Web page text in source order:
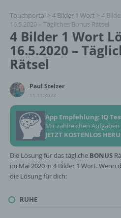
Touchportal > 4 Bilder 1 Wort > 4
16.5.2020 – Tägliches Bonus Rätsel
4 Bilder 1 Wort
16.5.2020 –
Rätsel
Paul Stelzer
11.11.2022
App Empfehlung: IQ
Mit zahlreichen
JETZT KOSTENLOS
Die Lösung für das tägliche BONUS
im Mai 2020 in 4 Bilder 1 Wort.
die Lösung für dich:
RUHE